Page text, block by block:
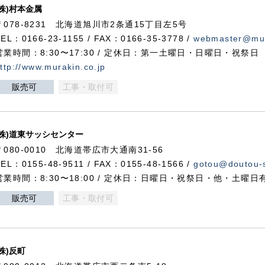
)村本金属
078-8231 北海道旭川市2条通15丁目左5号
：0166-23-1155 / FAX：0166-35-3778 /
業時間：8:30〜17:30 / 定休日：第一土曜日・日曜日・祝祭日
www.murakin.co.jp
販売可 工事・取付可
)道東サッシセンター
080-0010 北海道帯広市大通南31-56
：0155-48-9511 / FAX：0155-48-1566 /
業時間：8:30〜18:00 / 定休日：日曜日・祝祭日・他・土曜日
販売可 工事・取付可
)反町